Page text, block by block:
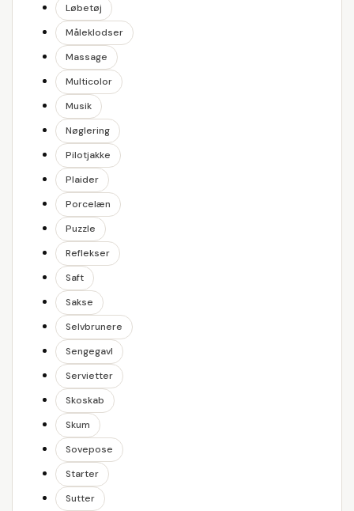
Løbetøj
Måleklodser
Massage
Multicolor
Musik
Nøglering
Pilotjakke
Plaider
Porcelæn
Puzzle
Reflekser
Saft
Sakse
Selvbrunere
Sengegavl
Servietter
Skoskab
Skum
Sovepose
Starter
Sutter